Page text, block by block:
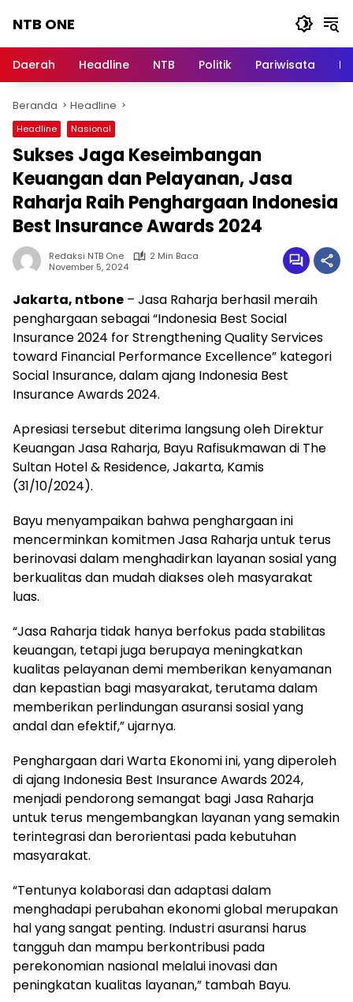
NTB ONE
dan
Berita
Lombok
Daerah Headline NTB Politik Pariwisata
Beranda Headline
Headline Nasional
Sukses Jaga Keseimbangan
Keuangan dan Pelayanan, Jasa
Raharja Raih Penghargaan Indonesia
Best Insurance Awards 2024
Redaksi NTB One
2 Min Baca
November 5, 2024
Jakarta, ntbone – Jasa Raharja berhasil meraih
penghargaan sebagai “Indonesia Best Social
Insurance 2024 for Strengthening Quality Services
toward Financial Performance Excellence” kategori
Social Insurance, dalam ajang Indonesia Best
Insurance Awards 2024.
Apresiasi tersebut diterima langsung oleh Direktur
Keuangan Jasa Raharja, Bayu Rafisukmawan di The
Sultan Hotel & Residence, Jakarta, Kamis
(31/10/2024).
Bayu menyampaikan bahwa penghargaan ini
mencerminkan komitmen Jasa Raharja untuk terus
berinovasi dalam menghadirkan layanan sosial yang
berkualitas dan mudah diakses oleh masyarakat
luas.
“Jasa Raharja tidak hanya berfokus pada stabilitas
keuangan, tetapi juga berupaya meningkatkan
kualitas pelayanan demi memberikan kenyamanan
dan kepastian bagi masyarakat, terutama dalam
memberikan perlindungan asuransi sosial yang
andal dan efektif,” ujarnya.
Penghargaan dari Warta Ekonomi ini, yang diperoleh
di ajang Indonesia Best Insurance Awards 2024,
menjadi pendorong semangat bagi Jasa Raharja
untuk terus mengembangkan layanan yang semakin
terintegrasi dan berorientasi pada kebutuhan
masyarakat.
“Tentunya kolaborasi dan adaptasi dalam
menghadapi perubahan ekonomi global merupakan
hal yang sangat penting. Industri asuransi harus
tangguh dan mampu berkontribusi pada
perekonomian nasional melalui inovasi dan
peningkatan kualitas layanan,” tambah Bayu.